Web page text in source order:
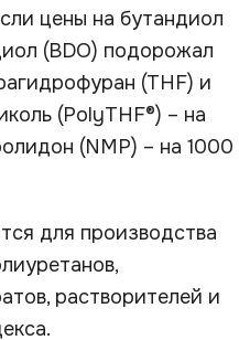
цены на бутандиол
(BDO) подорожал
(THF) и
(PolyTHF®) – на
(NMP) – на 1000
для производства
растворителей и